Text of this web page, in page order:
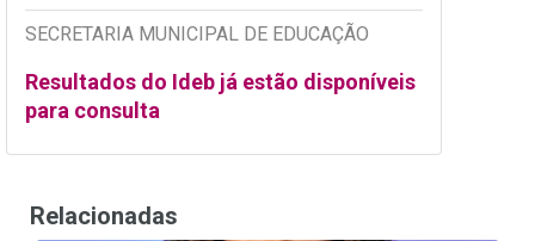
SECRETARIA MUNICIPAL DE EDUCAÇÃO
Resultados do Ideb já estão disponíveis
para consulta
Relacionadas